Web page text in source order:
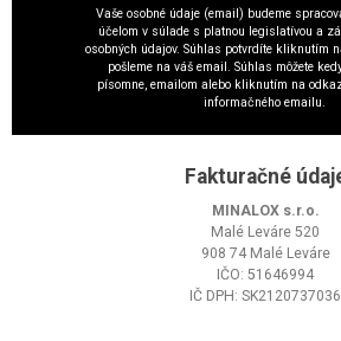
Vaše osobné údaje (email) budeme
účelom v súlade s platnou legislatívou a
osobných údajov. Súhlas potvrdíte kliknutím
pošleme na váš email. Súhlas môžete
písomne, emailom alebo kliknutím na
informačného emailu.
Fakturačné
MINALOX s.r.o.
Malé Leváre 520
908 74 Malé Leváre
IČO: 51646994
IČ DPH: SK2120737036